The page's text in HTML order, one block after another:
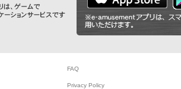
FAQ
Privacy Policy